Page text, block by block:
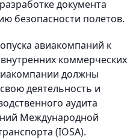
документа
безопасности полетов.
авиакомпаний к
коммерческих
должны
деятельность и
аудита
Международной
(IOSA).